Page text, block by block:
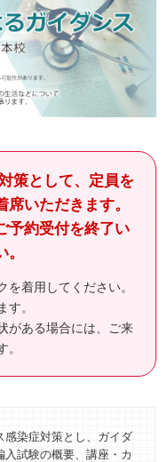
策として、定員を
いただきます。
予約受付を終了い
着用してください。
す。
がある場合には、ご来
感染症対策とし、ガイダ
入試験の概要、講座・カ